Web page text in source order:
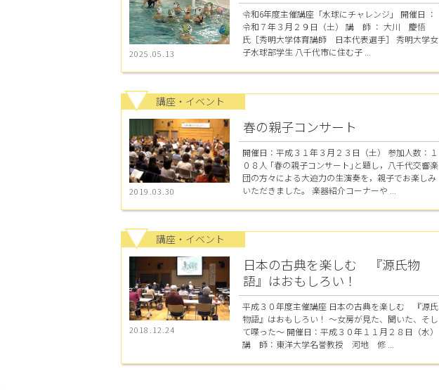
2025.05.13
令和6年度主催講座「水球にチャレンジ」 開催日 ：
令和７年３月２９日（土） 講 師 ： 大川 慶悟
氏［秀明大学体育講師 日本代表選手］ 秀明大学女
子水球部学生 八千代市に住む子 ...
講座・イベント
2019.03.30
春の親子コンサート
開催日：平成３１年３月２３日（土） 参加人数：１
０８人 ｢春の親子コンサート｣と題し，八千代交響楽
団の方々による大迫力の生演奏を，親子でお楽しみ
いただきました。 楽器紹介コーナーや ...
講座・イベント
2018.12.24
日本の古典を楽しむ 『源氏物
語』はおもしろい！
平成３０年度主催講座 日本の古典を楽しむ 『源氏
物語』はおもしろい！ ～女房が見た、聞いた、そし
て喋った～ 開催日：平成３０年１１月２８日（水）
講 師：東洋大学名誉教授 河地 修 ...